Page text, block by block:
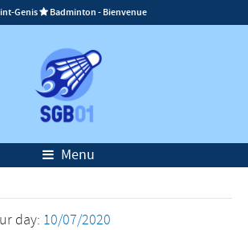
Genis Badminton - Bienvenue
Menu
day: 10/07/2020